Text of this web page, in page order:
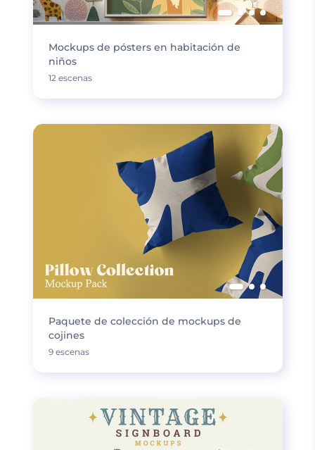
Mockups de pósters en habitación de
niños
12 escenas
Paquete de colección de mockups de
cojines
9 escenas